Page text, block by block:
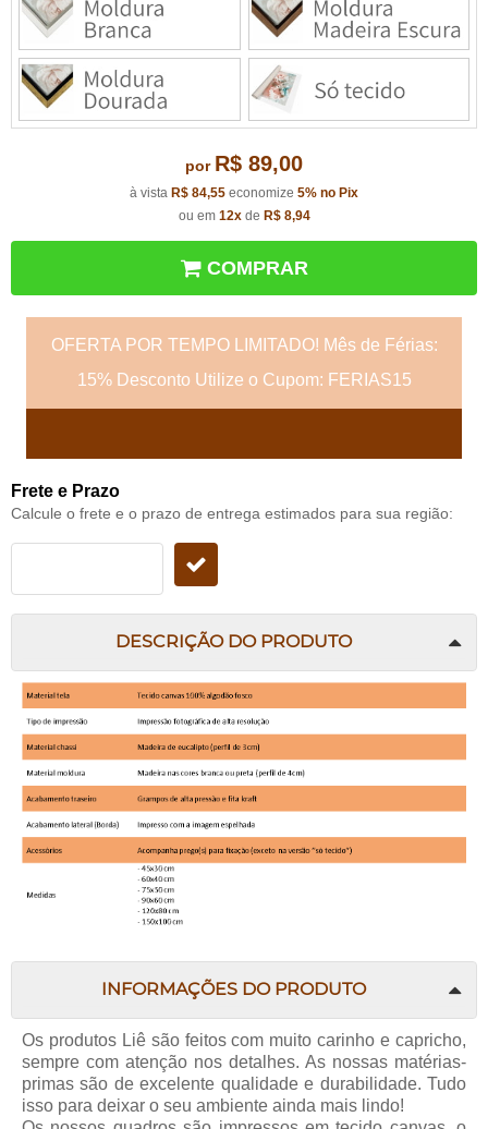
por R$ 89,00
à vista R$ 84,55 economize 5% no Pix
ou em 12xde R$ 8,94
COMPRAR
OFERTA POR TEMPO LIMITADO! Mês de Férias:
15% Desconto Utilize o Cupom: FERIAS15
Frete e Prazo
Calcule o frete e o prazo de entrega estimados para sua região:
DESCRIÇÃO DO PRODUTO
INFORMAÇÕES DO PRODUTO
Os produtos Liê são feitos com muito carinho e capricho,
sempre com atenção nos detalhes. As nossas matérias-
primas são de excelente qualidade e durabilidade. Tudo
isso para deixar o seu ambiente ainda mais lindo!